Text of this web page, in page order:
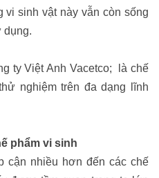
vi sinh vật này vẫn còn sống
dụng.
ty Việt Anh Vacetco; là chế
nghiệm trên đa dạng lĩnh
phẩm vi sinh
cận nhiều hơn đến các chế